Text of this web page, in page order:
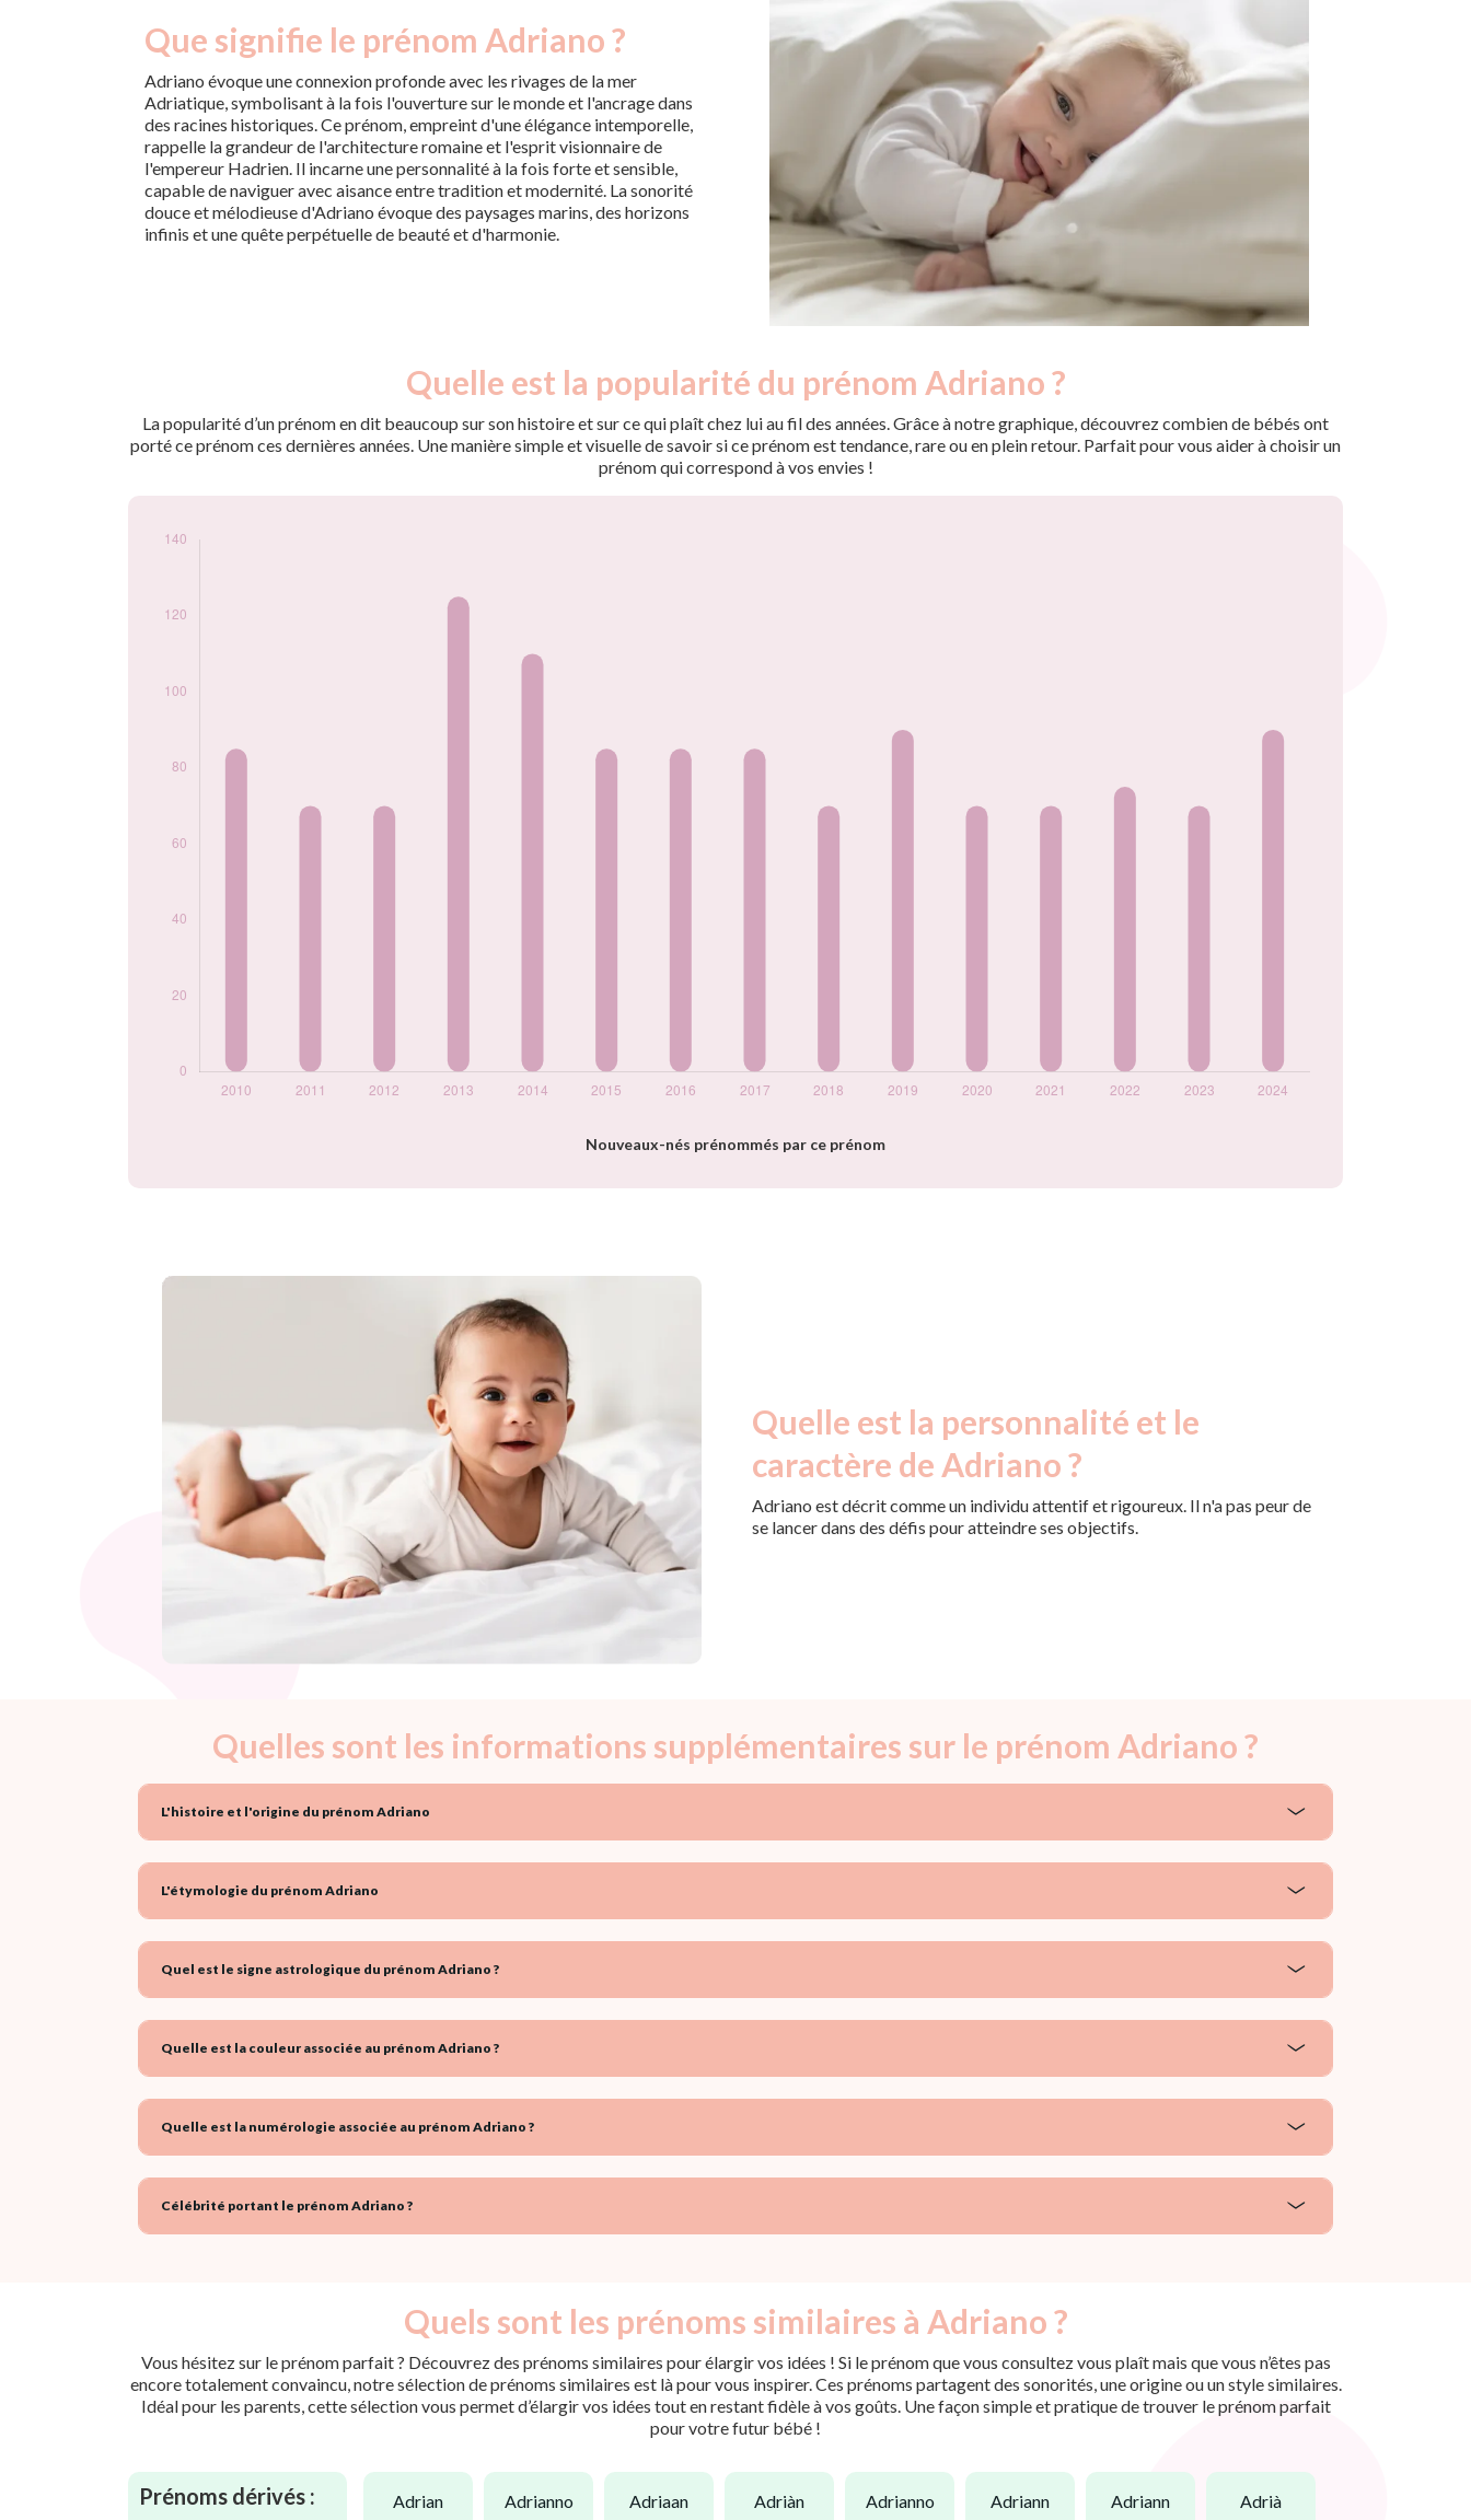
Que signifie le prénom Adriano ?
Adriano évoque une connexion profonde avec les rivages de la mer
Adriatique, symbolisant à la fois l'ouverture sur le monde et l'ancrage dans
des racines historiques. Ce prénom, empreint d'une élégance intemporelle,
rappelle la grandeur de l'architecture romaine et l'esprit visionnaire de
l'empereur Hadrien. Il incarne une personnalité à la fois forte et sensible,
capable de naviguer avec aisance entre tradition et modernité. La sonorité
douce et mélodieuse d'Adriano évoque des paysages marins, des horizons
infinis et une quête perpétuelle de beauté et d'harmonie.
Quelle est la popularité du prénom Adriano ?
La popularité d’un prénom en dit beaucoup sur son histoire et sur ce qui plaît chez lui au fil des années. Grâce à notre graphique, découvrez combien de bébés ont
porté ce prénom ces dernières années. Une manière simple et visuelle de savoir si ce prénom est tendance, rare ou en plein retour. Parfait pour vous aider à choisir un
prénom qui correspond à vos envies !
Nouveaux-nés prénommés par ce prénom
prénom Adriano
2009
90
2010
85
2014
110
2017
85
2020
70
Quelle est la personnalité et le
caractère de Adriano ?
Adriano est décrit comme un individu attentif et rigoureux. Il n'a pas peur de
se lancer dans des défis pour atteindre ses objectifs.
Quelles sont les informations supplémentaires sur le prénom Adriano ?
L'histoire et l'origine du prénom Adriano
L'étymologie du prénom Adriano
Quel est le signe astrologique du prénom Adriano ?
Quelle est la couleur associée au prénom Adriano ?
Quelle est la numérologie associée au prénom Adriano ?
Célébrité portant le prénom Adriano ?
Quels sont les prénoms similaires à Adriano ?
Vous hésitez sur le prénom parfait ? Découvrez des prénoms similaires pour élargir vos idées ! Si le prénom que vous consultez vous plaît mais que vous n’êtes pas
encore totalement convaincu, notre sélection de prénoms similaires est là pour vous inspirer. Ces prénoms partagent des sonorités, une origine ou un style similaires.
Idéal pour les parents, cette sélection vous permet d’élargir vos idées tout en restant fidèle à vos goûts. Une façon simple et pratique de trouver le prénom parfait
pour votre futur bébé !
Prénoms dérivés : adrian adrianno adriaan adriàn adrianno adriann adriann adrià